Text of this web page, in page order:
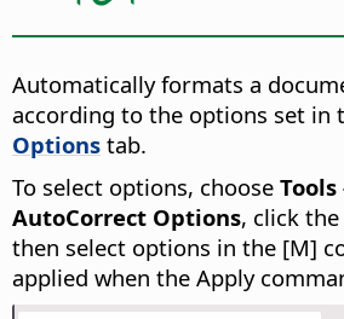
Automatically formats a
according to the options set in
Options tab.
To select options, choose
AutoCorrect Options, click the
then select options in the [M]
applied when the Apply